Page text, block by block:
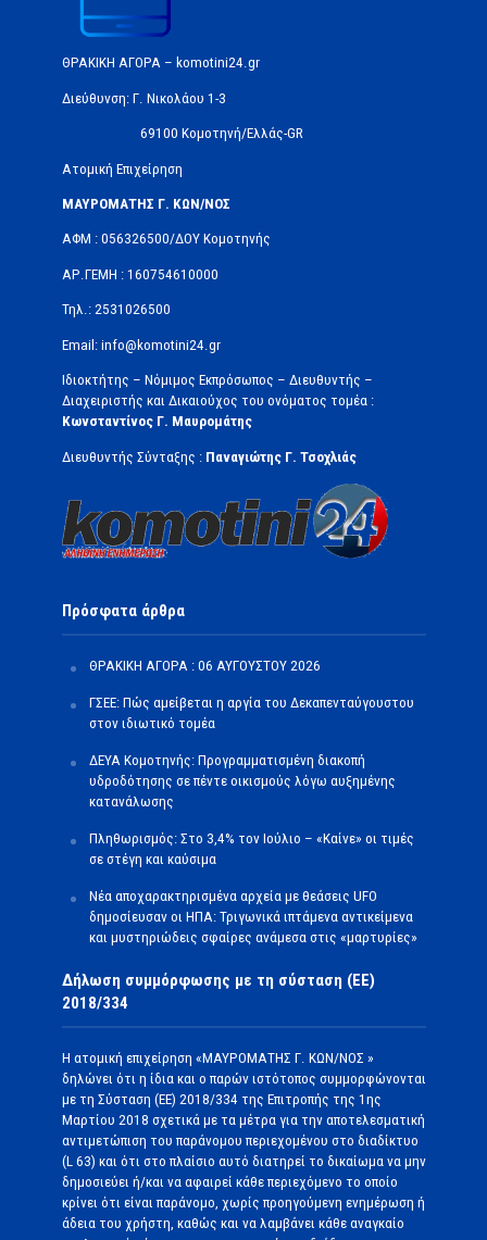
ΘΡΑΚΙΚΗ ΑΓΟΡΑ – komotini24.gr
Διεύθυνση: Γ. Νικολάου 1-3
69100 Κομοτηνή/Ελλάς-GR
Ατομική Επιχείρηση
ΜΑΥΡΟΜΑΤΗΣ Γ. ΚΩΝ/ΝΟΣ
ΑΦΜ : 056326500/ΔOΥ Κομοτηνής
ΑΡ.ΓΕΜΗ : 160754610000
Τηλ.: 2531026500
Email: info@komotini24.gr
Ιδιοκτήτης – Νόμιμος Εκπρόσωπος – Διευθυντής –
Διαχειριστής και Δικαιούχος του ονόματος τομέα :
Κωνσταντίνος Γ. Μαυρομάτης
Διευθυντής Σύνταξης : Παναγιώτης Γ. Τσοχλιάς
Πρόσφατα άρθρα
ΘΡΑΚΙΚΗ ΑΓΟΡΑ : 06 ΑΥΓΟΥΣΤΟΥ 2026
ΓΣΕΕ: Πώς αμείβεται η αργία του Δεκαπενταύγουστου
στον ιδιωτικό τομέα
ΔΕΥΑ Κομοτηνής: Προγραμματισμένη διακοπή
υδροδότησης σε πέντε οικισμούς λόγω αυξημένης
κατανάλωσης
Πληθωρισμός: Στο 3,4% τον Ιούλιο – «Καίνε» οι τιμές
σε στέγη και καύσιμα
Νέα αποχαρακτηρισμένα αρχεία με θεάσεις UFO
δημοσίευσαν οι ΗΠΑ: Τριγωνικά ιπτάμενα αντικείμενα
και μυστηριώδεις σφαίρες ανάμεσα στις «μαρτυρίες»
Δήλωση συμμόρφωσης με τη σύσταση (ΕΕ)
2018/334
Η ατομική επιχείρηση «ΜΑΥΡΟΜΑΤΗΣ Γ. ΚΩΝ/ΝΟΣ »
δηλώνει ότι η ίδια και ο παρών ιστότοπος συμμορφώνονται
με τη Σύσταση (ΕΕ) 2018/334 της Επιτροπής της 1ης
Μαρτίου 2018 σχετικά με τα μέτρα για την αποτελεσματική
αντιμετώπιση του παράνομου περιεχομένου στο διαδίκτυο
(L 63) και ότι στο πλαίσιο αυτό διατηρεί το δικαίωμα να μην
δημοσιεύει ή/και να αφαιρεί κάθε περιεχόμενο το οποίο
κρίνει ότι είναι παράνομο, χωρίς προηγούμενη ενημέρωση ή
άδεια του χρήστη, καθώς και να λαμβάνει κάθε αναγκαίο